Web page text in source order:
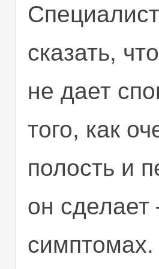
сказать,
не дает
того, как
полость и
он